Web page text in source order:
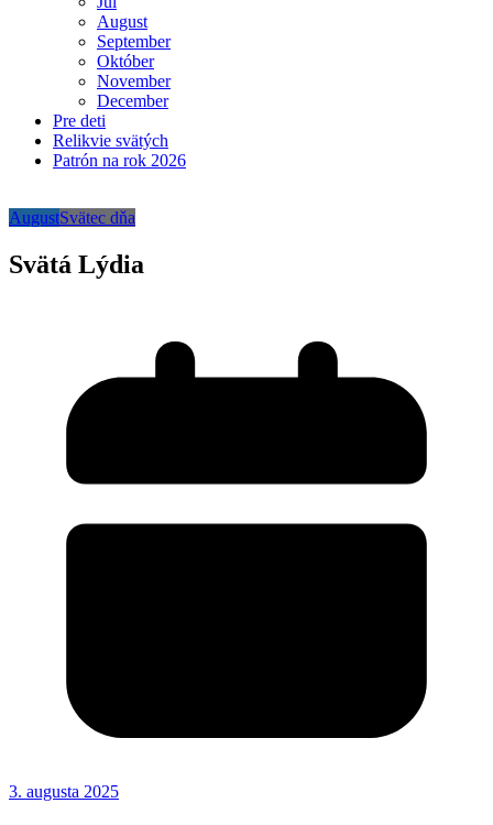
August
September
Október
November
December
Pre deti
Relikvie svätých
Patrón na rok 2026
AugustSvätec dňa
Svätá Lýdia
3. augusta 2025